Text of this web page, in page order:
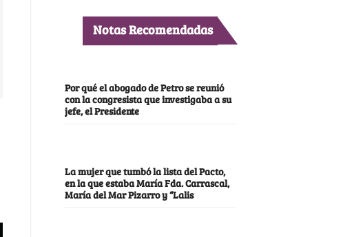
Notas Recomendadas
Por qué el abogado de Petro se reunió
con la congresista que investigaba a su
jefe, el Presidente
La mujer que tumbó la lista del Pacto,
en la que estaba María Fda. Carrascal,
María del Mar Pizarro y “Lalis